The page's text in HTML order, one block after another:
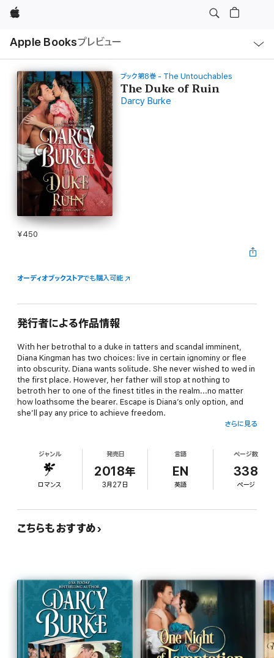
Apple
Apple Booksプレビュー
ル
ブック第8巻 - The Untouchables
The Duke of Ruin
Darcy Burke
¥450
オーディオブックストアでも購入可能
発行者による作品情報
With her betrothal to a duke in tatters and scandal imminent,
Diana Kingman has two choices: live in certain ignominy or flee
into obscurity. Diana wants solitude. She never wished to wed in
the first place. However, her father will stop at nothing to
betroth her to one of the finest titles in the realm...no matter
how loathsome the bearer. Escape is Diana’s only option, and
she’ll pay any price to achieve freedom.
Simon Hastings doesn’t dispute his guilt over an accident he
cannot even remember. He hasn’t had a drink since, nor a
moment’s peace. Determined to be a better man, Simon rescues
a young woman in need—only to be accused of kidnapping.
haunted by the love he lost and a woman afraid to get too close
find happiness together?
さらに見る
ジャンル
ロマンス
発売日
2018年
3月27日
言語
EN
英語
ページ数
338
ページ
こちらもおすすめ